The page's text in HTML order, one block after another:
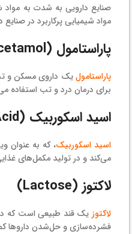
صنایع دارویی به شدت به مواد
مواد شیمیایی پرکاربرد در صنایع
پاراستامول (Paracetamol)
پاراستامولیک داروی مسکن و
برای درمان درد و تب استفاده
اسید اسکوربیک (Ascorbic Acid)
اسید اسکوربیک
می‌کند و در تولید مکمل‌های
لاکتوز (Lactose)
لاکتوز یک قند طبیعی است که در
فشرده‌سازی و حل‌شدن داروها